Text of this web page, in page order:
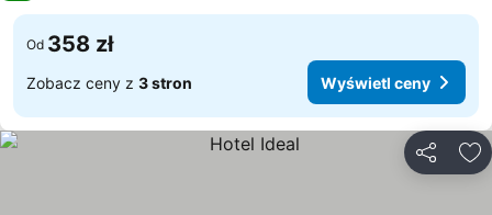
Od 358 zł
Zobacz ceny z 3 stron Wyświetl ceny